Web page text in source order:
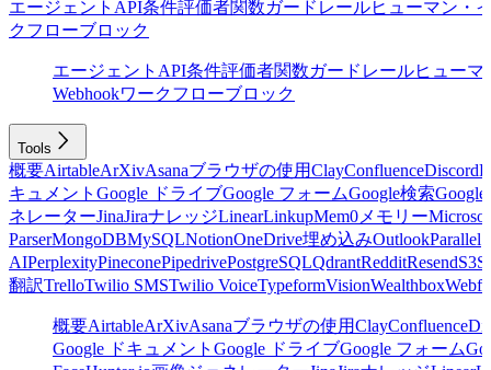
エージェント API条件評価者関数ガードレールヒューマン・
クフローブロック
エージェント API条件評価者関数ガードレールヒュー
Webhookワークフローブロック
Tools
概要AirtableArXivAsanaブラウザの使用ClayConfluenceDiscord
キュメント Google ドライブGoogle フォームGoogle検索
ネレーターJinaJiraナレッジLinearLinkupMem0 メモリー
ParserMongoDBMySQLNotionOneDrive埋め込みOutlookParallel
AIPerplexityPineconePipedrivePostgreSQLQdrantRedditResendS3
翻訳TrelloTwilio SMSTwilio VoiceTypeformVisionWealthbox
概要AirtableArXivAsanaブラウザの使用ClayConfluence
Google ドキュメント Google ドライブGoogle フォーム